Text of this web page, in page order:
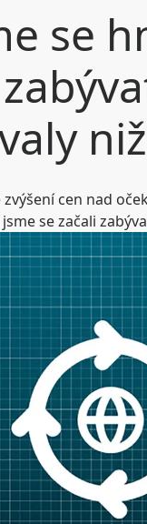
se
cen nad
se začali